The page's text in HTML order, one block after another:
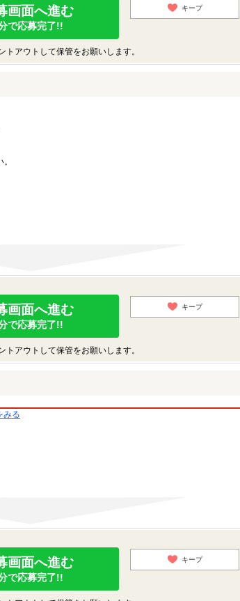
画面へ進む
で応募完了!!
キープ
アウトして保管をお願いします。
画面へ進む
で応募完了!!
キープ
アウトして保管をお願いします。
みる
画面へ進む
で応募完了!!
キープ